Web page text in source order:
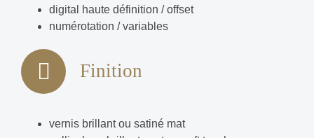
digital haute définition / offset
numérotation / variables
Finition
vernis brillant ou satiné mat